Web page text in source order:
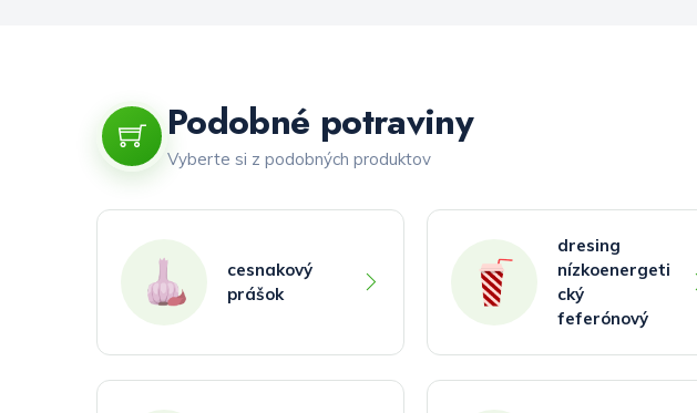
Podobné potraviny
Vyberte si z podobných produktov
cesnakový
prášok
dresing
nízkoenergeti
cký
feferónový